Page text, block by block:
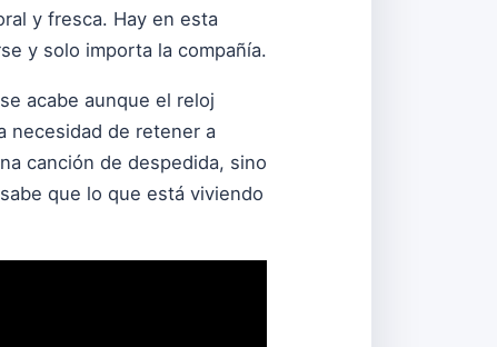
y fresca. Hay en esta
y solo importa la compañía.
acabe aunque el reloj
necesidad de retener a
canción de despedida, sino
que lo que está viviendo